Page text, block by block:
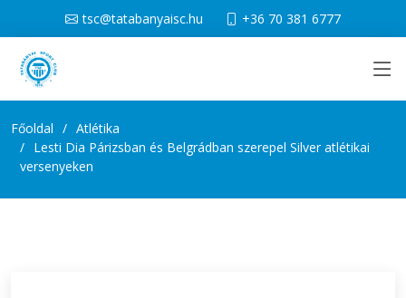
tsc@tatabanyaisc.hu +36 70 381 6777
Főoldal
Atlétika
Lesti Dia Párizsban és Belgrádban szerepel Silver atlétikai
versenyeken